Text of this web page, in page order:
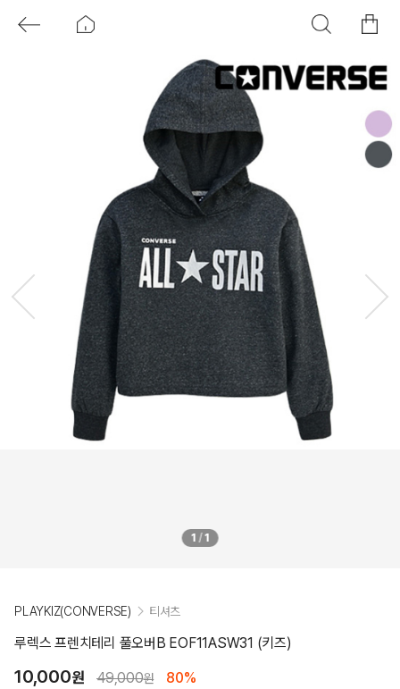
1 /1
PLAYKIZ(CONVERSE) 티셔츠
루렉스 프렌치테리 풀오버B EOF11ASW31 (키즈)
10,000원 49,000원 80%